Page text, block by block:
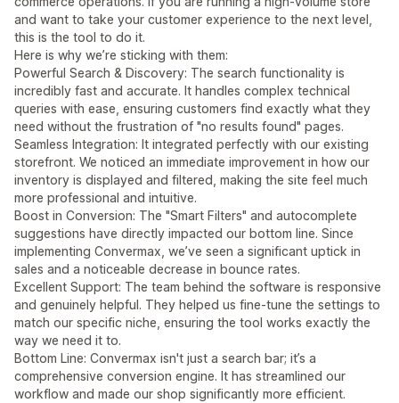
and want to take your customer experience to the next level,
this is the tool to do it.
Here is why we’re sticking with them:
Powerful Search & Discovery: The search functionality is
incredibly fast and accurate. It handles complex technical
queries with ease, ensuring customers find exactly what they
need without the frustration of "no results found" pages.
Seamless Integration: It integrated perfectly with our existing
storefront. We noticed an immediate improvement in how our
inventory is displayed and filtered, making the site feel much
more professional and intuitive.
Boost in Conversion: The "Smart Filters" and autocomplete
suggestions have directly impacted our bottom line. Since
implementing Convermax, we’ve seen a significant uptick in
sales and a noticeable decrease in bounce rates.
Excellent Support: The team behind the software is responsive
and genuinely helpful. They helped us fine-tune the settings to
match our specific niche, ensuring the tool works exactly the
way we need it to.
Bottom Line: Convermax isn't just a search bar; it’s a
comprehensive conversion engine. It has streamlined our
workflow and made our shop significantly more efficient.